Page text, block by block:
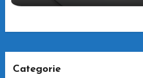
Categorie